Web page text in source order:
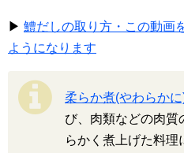
▶ 鱧だしの取り方・この動画
ようになります
柔らか煮(やわらかに
び、肉類などの肉質
らかく煮上げた料理